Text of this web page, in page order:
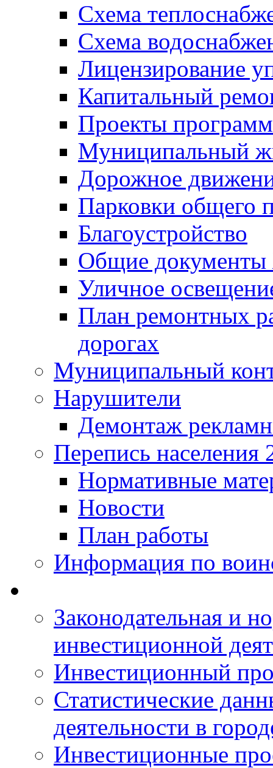
Схема
Схема
Лицензирование
Капитальный
Проекты программ
Муниципальный
Дорожное
Парковки общего
Благоустройство
Общие
Уличное
План ремонтных
дорогах
Муниципальный
Нарушители
Демонтаж
Перепись населения
Нормативные
Новости
План работы
Информация по
Законодательная и
инвестиционной
Инвестиционный
Статистические
деятельности в
Инвестиционные